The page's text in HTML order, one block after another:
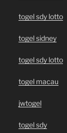
togel sdy lotto
togel sidney
togel sdy lotto
togel macau
jwtogel
togel sdy